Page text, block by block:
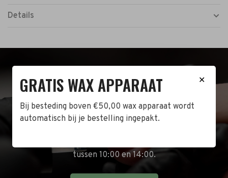
Details
BEZOEK DE WINKEL!
Naast de online shop hebben wij ook een fysieke
winkel in Zwijndrecht! Het adres is: Antoni van
tussen 10:00 en 14:00.
✕
GRATIS WAX APPARAAT
Bij besteding boven €50,00 wax apparaat wordt
automatisch bij je bestelling ingepakt.